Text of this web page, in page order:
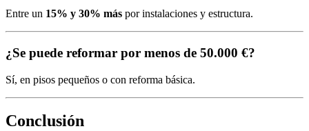
Entre un 15% y 30% más por instalaciones y estructura.
¿Se puede reformar por menos de 50.000 €?
Sí, en pisos pequeños o con reforma básica.
Conclusión